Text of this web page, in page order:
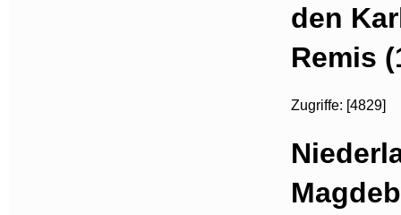
den
Remis
Zugriffe: [4829]